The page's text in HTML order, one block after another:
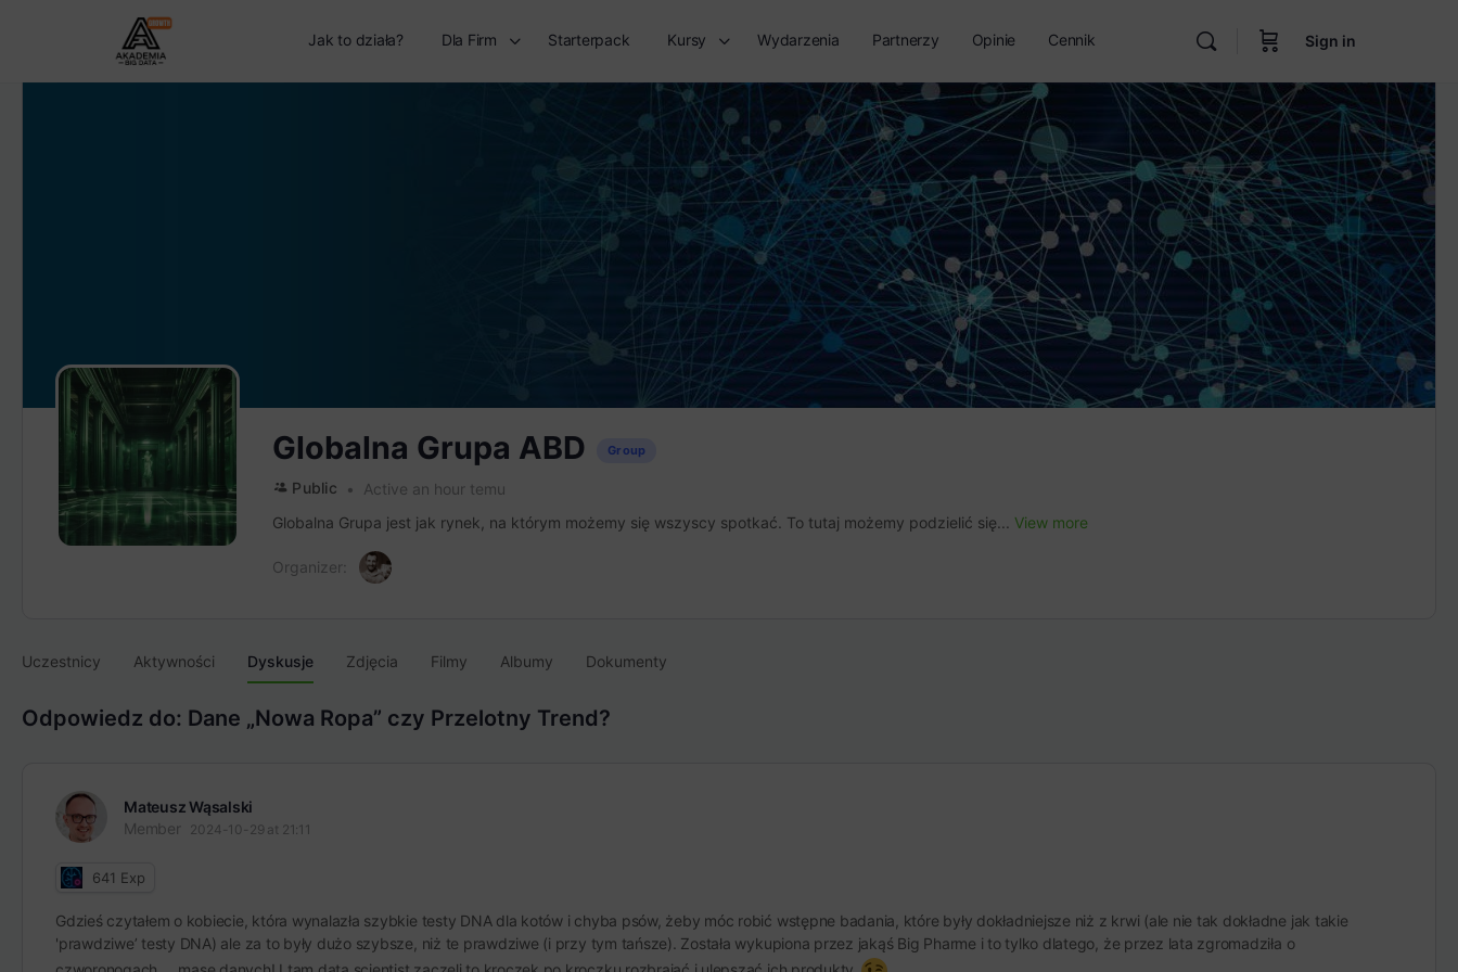
Jak to działa? Dla Firm Starterpack Kursy Wydarzenia Partnerzy Opinie Cennik Sign in
Globalna Grupa ABD Group
Public
Active an hour temu
Globalna Grupa jest jak rynek, na którym możemy się wszyscy spotkać. To tutaj możemy podzielić się... View more
Organizer:
Uczestnicy Aktywności Dyskusje Zdjęcia Filmy Albumy Dokumenty
Odpowiedz do: Dane „Nowa Ropa” czy Przelotny Trend?
Mateusz Wąsalski
Member
2024-10-29 at 21:11
641 Exp
Gdzieś czytałem o kobiecie, która wynalazła szybkie testy DNA dla kotów i chyba psów, żeby móc robić wstępne badania, które były dokładniejsze niż z krwi (ale nie tak dokładne jak takie
'prawdziwe’ testy DNA) ale za to były dużo szybsze, niż te prawdziwe (i przy tym tańsze). Została wykupiona przez jakąś Big Pharme i to tylko dlatego, że przez lata zgromadziła o